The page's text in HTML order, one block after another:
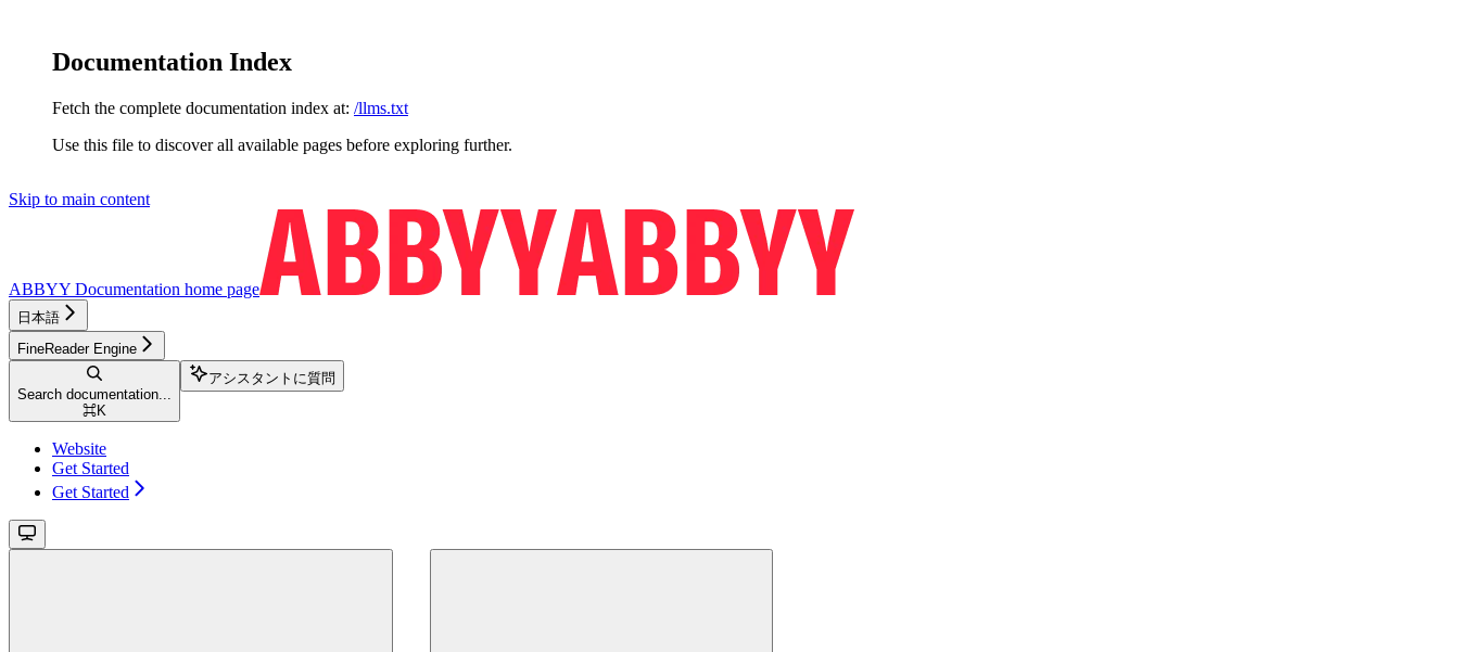
Documentation Index
Fetch the complete documentation index at: /llms.txt
Use this file to discover all available pages before exploring further.
Skip to main content
ABBYY Documentation home page
日本語
FineReader Engine
Search documentation...
⌘K
アシスタントに質問
Website
Get Started
Get Started